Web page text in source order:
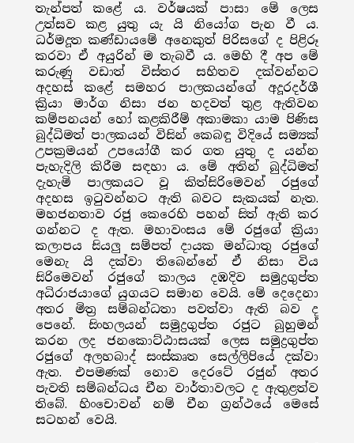
තැන්පත් කළේ ය. වර්ෂයක් පාසා මේ ලෙස
උත්සව කළ යුතු යැ යි නියෝග පැන වී ය.
ධර්මදූත කණ්ඩායමේ අනෙකුත් පිරිසගේ ද පිළිරූ
කරවා ඒ අයුරින් ම තැබවී ය. මෙහි දී අප මේ
කරුණු වඩාත් විස්තර සහිතව දක්වන්නට
අදහස් කළේ සමහර පාලකයන්ගේ අදූරදර්ශී
ක්‍රියා මාර්ග නිසා ජන හදවත් තුළ ඇතිවන
කම්පනයන් හෝ කළකිරීම් අකාමකා යාම පිණිස
බුද්ධිමත් පාලකයන් විසින් කෙබඳු විදියේ සම්‍යක්
උපක්‍රමයන් උපයෝගී කර ගත යුතු ද යන්න
පැහැදිලි කිරීම සඳහා ය. මේ අතින් බුද්ධිමත්
දැහැමි පාලකයට වූ කිත්සිරිමෙවන් රජුගේ
අදහස ඉටුවන්නට ඇති බවට සැකයක් නැත.
මහජනතාව රජු කෙරෙහි පහන් සිත් ඇති කර
ගන්නට ද ඇත. මහාවංසය මේ රජුගේ ක්‍රියා
කලාපය සියලු සම්පත් දායක මන්ධාතු රජුගේ
මෙනැ යි දක්වා තිබෙන්නේ ඒ නිසා විය
සිරිමෙවන් රජුගේ කාලය දඹදිව සමුද්‍රගුප්ත
අධිරාජයාගේ යුගයට සමාන වෙයි. මේ දෙදෙනා
අතර මිත්‍ර සම්බන්ධතා පවත්වා ඇති බව ද
පෙනේ. සිංහලයන් සමුද්‍රගුප්ත රජුට බුහුමන්
කරන ලද ජනකොට්ඨාසයක් ලෙස සමුද්‍රගුප්ත
රජුගේ අලහබාද් සංස්කෘත සෙල්ලිපියේ දක්වා
ඇත. එපමණක් නොව දෙරටේ රජුන් අතර
පැවති සම්බන්ධය චීන වාර්තාවලට ද ඇතුළත්ව
තිබේ. හිංචොවන් නම් චීන ග්‍රන්ථයේ මෙසේ
සටහන් වෙයි.